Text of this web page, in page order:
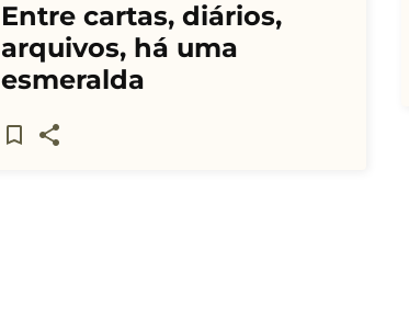
Entre cartas, diários,
arquivos, há uma
esmeralda